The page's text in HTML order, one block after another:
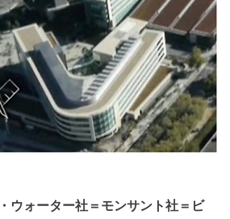
ウォーター社＝モンサント社＝ビ